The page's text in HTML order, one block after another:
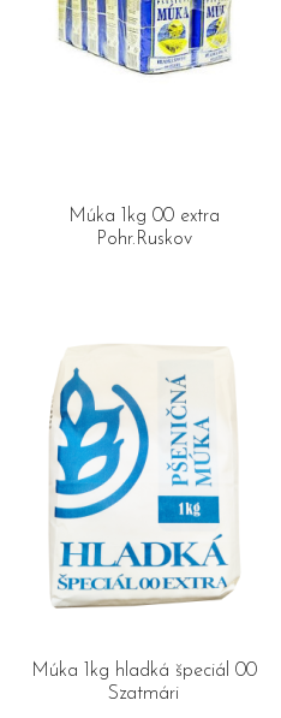
Múka 1kg 00 extra
Pohr.Ruskov
Múka 1kg hladká špeciál 00
Szatmári